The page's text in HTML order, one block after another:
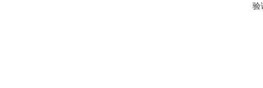
验